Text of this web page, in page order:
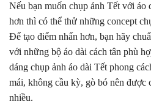
Nếu bạn muốn chụp ảnh Tết với áo
hơn thì có thể thử những concept
Để tạo điểm nhấn hơn, bạn hãy
với những bộ áo dài cách tân phù
dáng chụp ảnh áo dài Tết phong
mái, không cầu kỳ, gò bó nên được
nhiều.